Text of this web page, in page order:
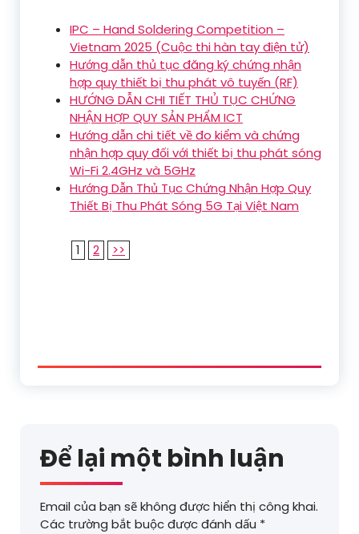
IPC – Hand Soldering Competition –
Vietnam 2025 (Cuộc thi hàn tay điện tử)
Hướng dẫn thủ tục đăng ký chứng nhận
hợp quy thiết bị thu phát vô tuyến (RF)
HƯỚNG DẪN CHI TIẾT THỦ TỤC CHỨNG
NHẬN HỢP QUY SẢN PHẨM ICT
Hướng dẫn chi tiết về đo kiểm và chứng
nhận hợp quy đối với thiết bị thu phát sóng
Wi-Fi 2.4GHz và 5GHz
Hướng Dẫn Thủ Tục Chứng Nhận Hợp Quy
Thiết Bị Thu Phát Sóng 5G Tại Việt Nam
1 2 >>
Để lại một bình luận
Email của bạn sẽ không được hiển thị công khai.
Các trường bắt buộc được đánh dấu *